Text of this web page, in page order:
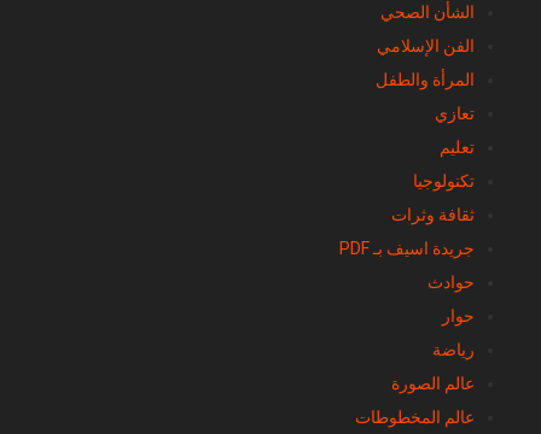
الشأن الصحي
الفن الإسلامي
المرأة والطفل
تعازي
تعليم
تكنولوجيا
ثقافة وثرات
جريدة اسيف بـ PDF
حوادث
حوار
رياضة
عالم الصورة
عالم المخطوطات